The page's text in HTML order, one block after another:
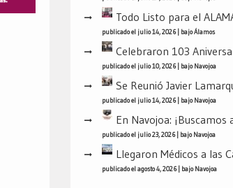
Todo Listo para el
publicado el julio 14, 2026| bajoÁlamos
Celebraron 103
publicado el julio 10, 2026| bajoNavojoa
Se Reunió Javier
publicado el julio 14, 2026| bajoNavojoa
En Navojoa: ¡Buscamos
publicado el julio 23, 2026| bajoNavojoa
Llegaron Médicos a las
publicado el agosto 4, 2026| bajoNavojoa